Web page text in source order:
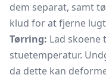
dem separat, samt
klud for at fjerne
Tørring: Lad
stuetemperatur.
da dette kan